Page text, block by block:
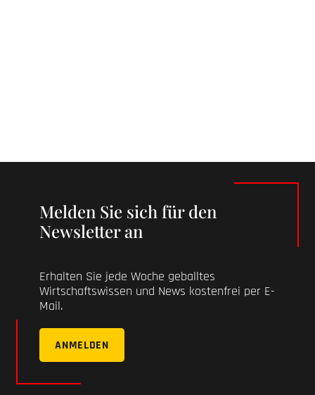
Melden Sie sich für den
Newsletter an
Erhalten Sie jede Woche geballtes
Wirtschaftswissen und News kostenfrei per E-
Mail.
ANMELDEN